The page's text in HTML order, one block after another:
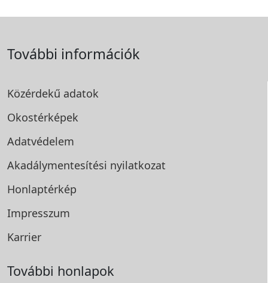
További információk
Közérdekű adatok
Okostérképek
Adatvédelem
Akadálymentesítési nyilatkozat
Honlaptérkép
Impresszum
Karrier
További honlapok